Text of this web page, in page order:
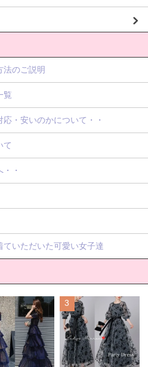
法のご説明
覧
・安いのかについて・・
て
・
ていただいた可愛い女子達
3